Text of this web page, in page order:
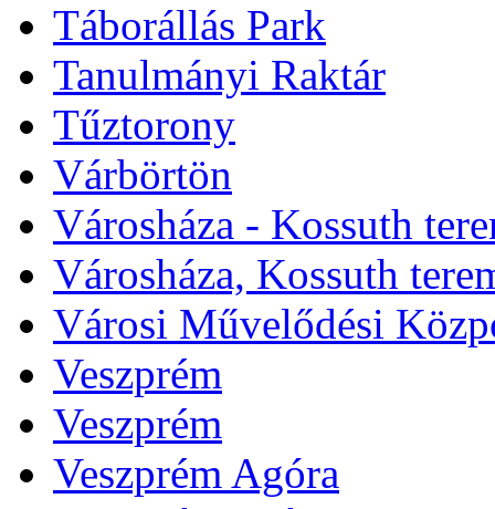
Táborállás Park
Tanulmányi Raktár
Tűztorony
Várbörtön
Városháza - Kossuth
Városháza, Kossuth
Városi Művelődési
Veszprém
Veszprém
Veszprém Agóra